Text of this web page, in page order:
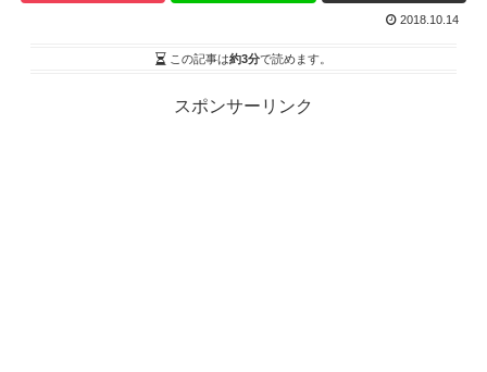
2018.10.14
この記事は約3分で読めます。
スポンサーリンク